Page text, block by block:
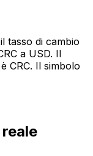
tasso di cambio
a USD. Il
CRC. Il simbolo